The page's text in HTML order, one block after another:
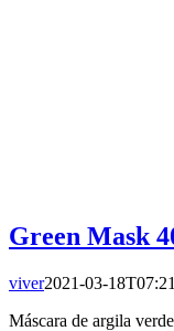
Green Mask
viver2021-03-
Máscara de argila